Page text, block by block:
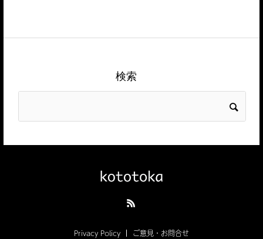
検索
Privacy Policy ご意見・お問合せ